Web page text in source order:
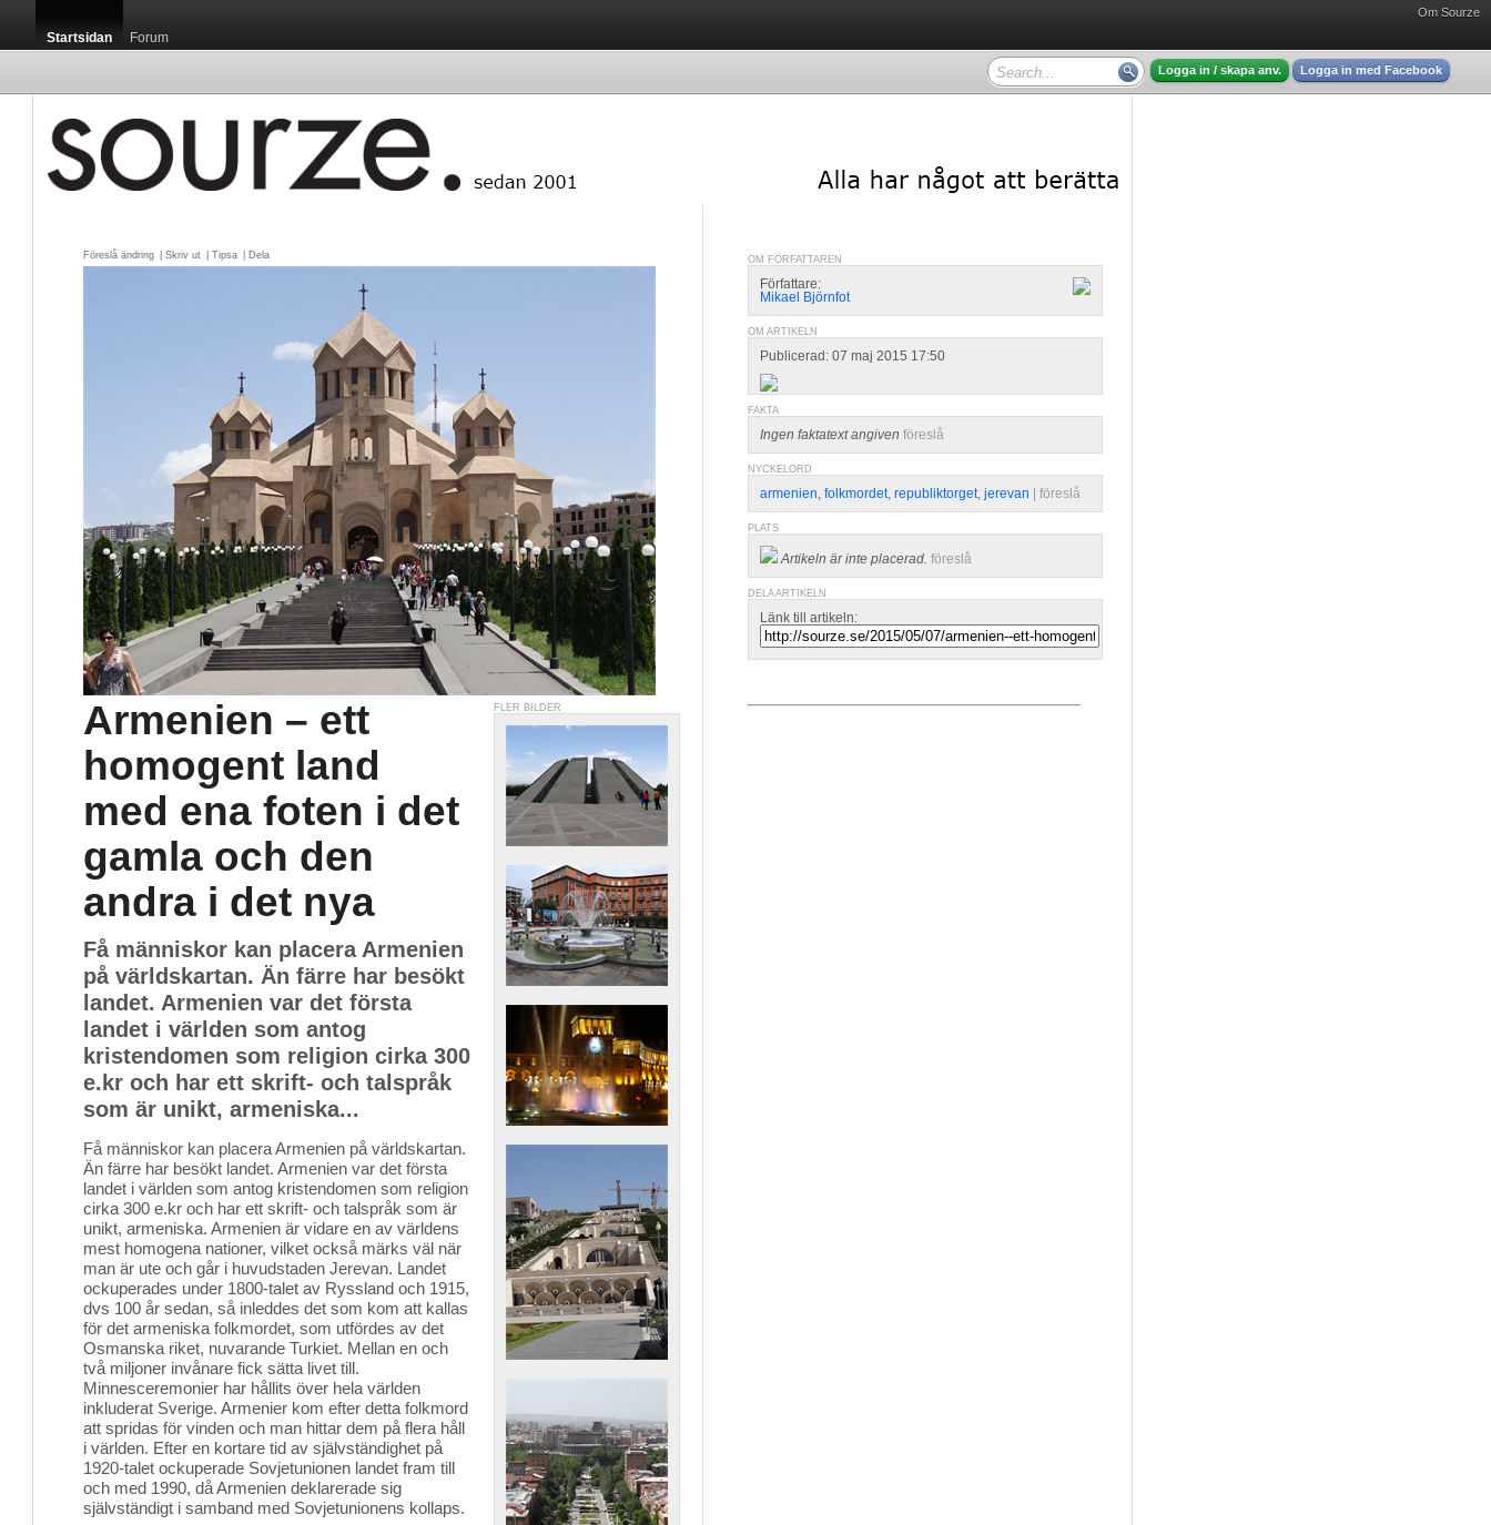
Om Sourze
Startsidan Forum
Logga in / skapa anv. Logga in med Facebook
Föreslå ändring Skriv ut Tipsa Dela
FLER BILDER
Armenien – ett
homogent land
med ena foten i det
gamla och den
andra i det nya
Få människor kan placera Armenien
på världskartan. Än färre har besökt
landet. Armenien var det första
landet i världen som antog
kristendomen som religion cirka 300
e.kr och har ett skrift- och talspråk
som är unikt, armeniska...
Få människor kan placera Armenien på världskartan.
Än färre har besökt landet. Armenien var det första
landet i världen som antog kristendomen som religion
cirka 300 e.kr och har ett skrift- och talspråk som är
unikt, armeniska. Armenien är vidare en av världens
mest homogena nationer, vilket också märks väl när
man är ute och går i huvudstaden Jerevan. Landet
ockuperades under 1800-talet av Ryssland och 1915,
dvs 100 år sedan, så inleddes det som kom att kallas
för det armeniska folkmordet, som utfördes av det
Osmanska riket, nuvarande Turkiet. Mellan en och
två miljoner invånare fick sätta livet till.
Minnesceremonier har hållits över hela världen
inkluderat Sverige. Armenier kom efter detta folkmord
att spridas för vinden och man hittar dem på flera håll
i världen. Efter en kortare tid av självständighet på
1920-talet ockuperade Sovjetunionen landet fram till
och med 1990, då Armenien deklarerade sig
självständigt i samband med Sovjetunionens kollaps.
OM FÖRFATTAREN
Författare:
Mikael Björnfot
OM ARTIKELN
Publicerad: 07 maj 2015 17:50
FAKTA
Ingen faktatext angiven föreslå
NYCKELORD
armenien, folkmordet, republiktorget, jerevan föreslå
PLATS
Artikeln är inte placerad. föreslå
DELA ARTIKELN
Länk till artikeln: